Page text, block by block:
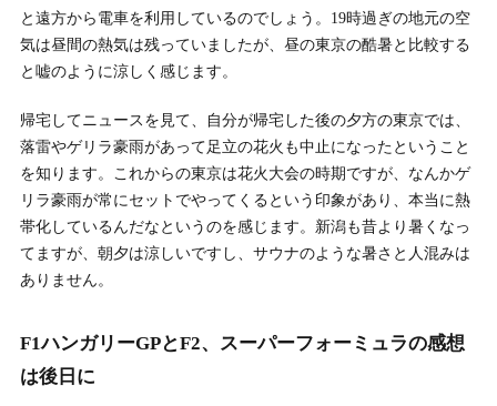
と遠方から電車を利用しているのでしょう。19時過ぎの地元の空
気は昼間の熱気は残っていましたが、昼の東京の酷暑と比較する
と嘘のように涼しく感じます。
帰宅してニュースを見て、自分が帰宅した後の夕方の東京では、
落雷やゲリラ豪雨があって足立の花火も中止になったということ
を知ります。これからの東京は花火大会の時期ですが、なんかゲ
リラ豪雨が常にセットでやってくるという印象があり、本当に熱
帯化しているんだなというのを感じます。新潟も昔より暑くなっ
てますが、朝夕は涼しいですし、サウナのような暑さと人混みは
ありません。
F1ハンガリーGPとF2、スーパーフォーミュラの感想
は後日に